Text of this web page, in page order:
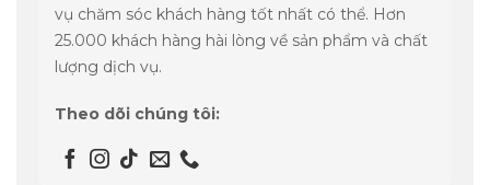
vụ chăm sóc khách hàng tốt nhất có thể. Hơn
25.000 khách hàng hài lòng về sản phẩm và chất
lượng dịch vụ.
Theo dõi chúng tôi: